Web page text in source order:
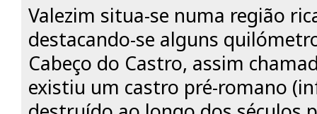
Valezim situa-se numa região
destacando-se alguns
Cabeço do Castro, assim
existiu um castro pré-romano